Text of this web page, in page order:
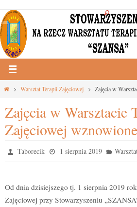
Przejdź
do
treści
StronaWarsztat Terapii Zajęciowej Zajęcia w
Zajęcia w Warsztacie
Zajęciowej wznowione
Taborecik 1 sierpnia 2019
Od dnia dzisiejszego tj. 1 sierpnia 2019
Zajęciowej przy Stowarzyszeniu